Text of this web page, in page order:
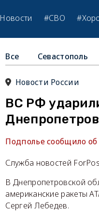
Новости #СВО
Все Севастополь
Новости России
ВС РФ
Подполье сообщило об
Служба новостей
В Днепропетровской
американские ракеты
Сергей Лебедев.